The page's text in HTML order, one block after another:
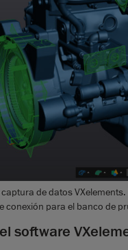
de datos
conexión para el banco de
software